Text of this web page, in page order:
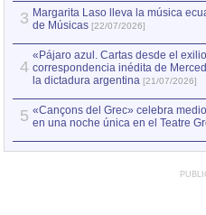
3 Margarita Laso lleva la música
de Músicas [22/07/2026]
4
«Pájaro azul. Cartas desde el
correspondencia inédita de
la dictadura argentina [21/07/2026]
5 «Cançons del Grec» celebra
en una noche única en el Teatre